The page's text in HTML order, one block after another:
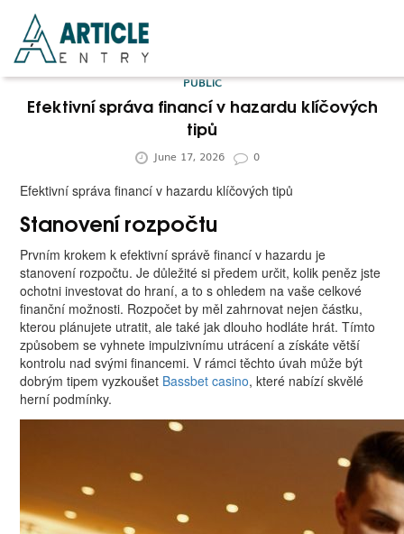
HOME
BUSINESS
HOTELS
LIFESTYLE
MEDICINE
TRAVEL
PUBLIC
Efektivní správa financí v hazardu klíčových
tipů
June 17, 2026 0
Efektivní správa financí v hazardu klíčových tipů
Stanovení rozpočtu
Prvním krokem k efektivní správě financí v hazardu je
stanovení rozpočtu. Je důležité si předem určit, kolik peněz jste
ochotni investovat do hraní, a to s ohledem na vaše celkové
finanční možnosti. Rozpočet by měl zahrnovat nejen částku,
kterou plánujete utratit, ale také jak dlouho hodláte hrát. Tímto
způsobem se vyhnete impulzivnímu utrácení a získáte větší
kontrolu nad svými financemi. V rámci těchto úvah může být
dobrým tipem vyzkoušet Bassbet casino, které nabízí skvělé
herní podmínky.